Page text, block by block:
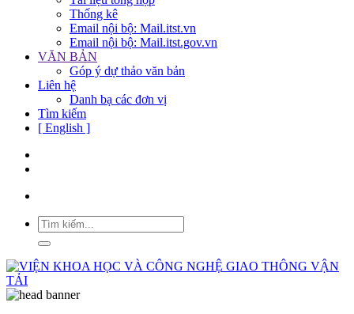
Thống kê
Email nội bộ: Mail.itst.vn
Email nội bộ: Mail.itst.gov.vn
VĂN BẢN
Góp ý dự thảo văn bản
Liên hệ
Danh bạ các đơn vị
Tìm kiếm
[ English ]